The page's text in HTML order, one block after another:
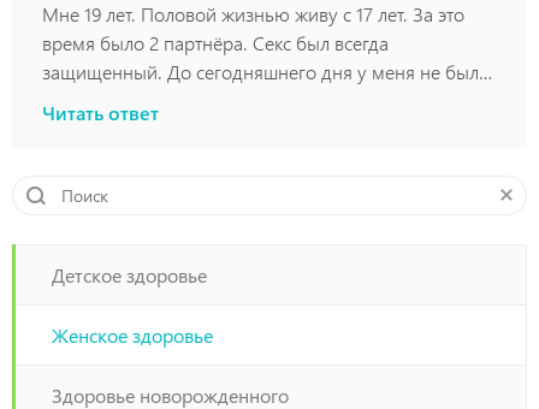
Мне 19 лет. Половой жизнью живу с 17 лет. За это
время было 2 партнёра. Секс был всегда
защищенный. До сегодняшнего дня у меня не было
двигаться без боли. Потом она пропала. Сегодня у
шарик внутри с левой стороны. Нащупать шишку не
возбуждение и чем больше времени после секса
может быть? Я очень волнуюсь....
Читать ответ
Детское здоровье
Женское здоровье
Здоровье новорожденного